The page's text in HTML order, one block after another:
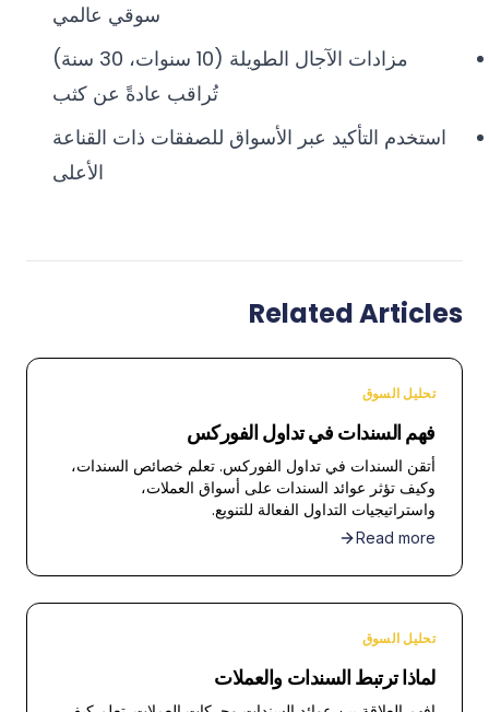
سوقي عالمي
مزادات الآجال الطويلة (10 سنوات، 30 سنة)
تُراقب عادةً عن كثب
استخدم التأكيد عبر الأسواق للصفقات ذات القناعة
الأعلى
Related Articles
تحليل السوق
فهم السندات في تداول الفوركس
أتقن السندات في تداول الفوركس. تعلم خصائص السندات،
وكيف تؤثر عوائد السندات على أسواق العملات،
واستراتيجيات التداول الفعالة للتنويع.
Read more
تحليل السوق
لماذا ترتبط السندات والعملات